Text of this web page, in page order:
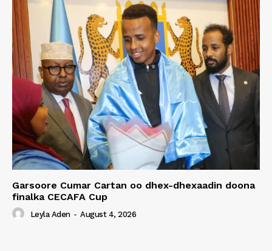
Garsoore Cumar Cartan oo dhex-dhexaadin doona
finalka CECAFA Cup
Leyla Aden - August 4, 2026